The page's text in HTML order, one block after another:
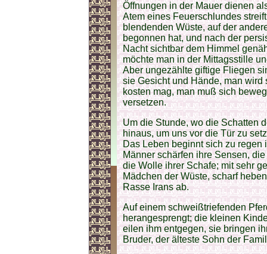
Öffnungen in der Mauer dienen
Atem eines Feuerschlundes
blendenden Wüste, auf der
begonnen hat, und nach der
Nacht sichtbar dem Himmel
möchte man in der Mittagsstille
Aber ungezählte giftige Fliegen
sie Gesicht und Hände, man
kosten mag, man muß sich
versetzen.
Um die Stunde, wo die Schatten
hinaus, um uns vor die Tür zu
Das Leben beginnt sich zu
Männer schärfen ihre Sensen,
die Wolle ihrer Schafe; mit sehr
Mädchen der Wüste, scharf
Rasse Irans ab.
Auf einem schweißtriefenden
herangesprengt; die kleinen
eilen ihm entgegen, sie bringen
Bruder, der älteste Sohn der